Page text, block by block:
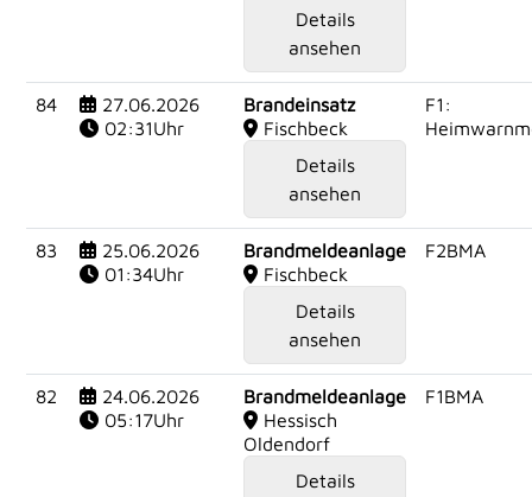
Details
ansehen
84
27.06.2026
02:31Uhr
Brandeinsatz
Fischbeck
Details
ansehen
F1:
83
25.06.2026
01:34Uhr
Brandmeldeanlage
Fischbeck
Details
ansehen
F2BMA
82
24.06.2026
05:17Uhr
Brandmeldeanlage
Hessisch
Oldendorf
Details
F1BMA